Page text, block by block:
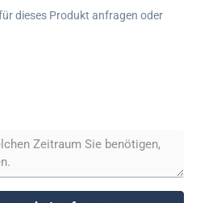
dieses Produkt anfragen oder